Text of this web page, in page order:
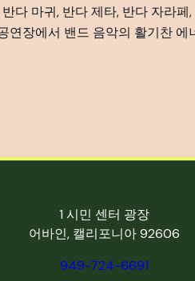
다 마귀, 반다 제타, 반다 자라
연장에서 밴드 음악의 활기찬
1 시민 센터 광장
어바인, 캘리포니아 92606
949-724-6691